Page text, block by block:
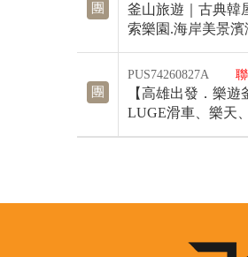
團
釜山旅遊｜古典韓
索樂園.海岸美景
團
PUS74260827A
【高雄出發．樂
LUGE滑車、樂天